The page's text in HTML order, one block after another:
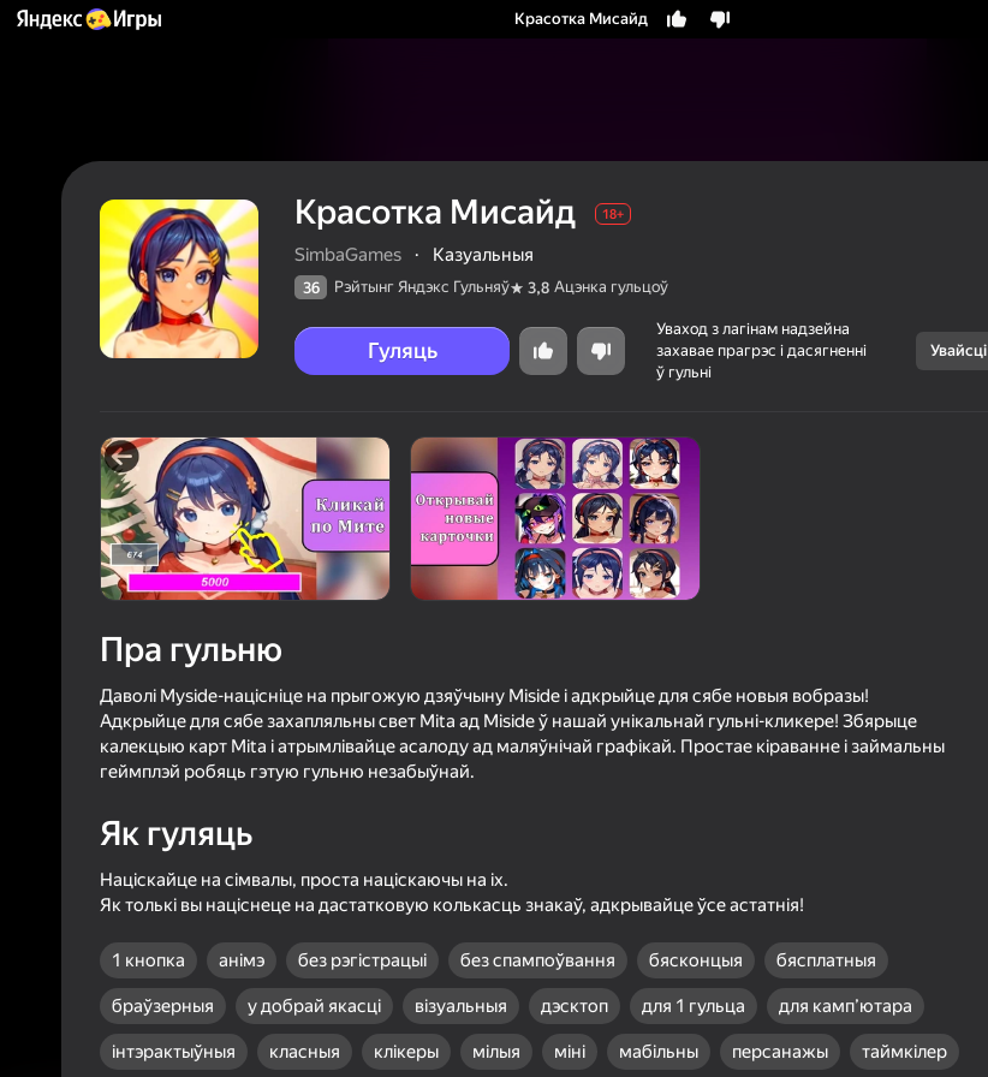
Красотка Мисайд
Скасаваць
Мисайд
SimbaGames
Казуальныя
36 Рэйтынг Яндэкс Гульняў
3,8 Ацэнка гульцоў
Гуляць
Красотка Мисайд 18+
SimbaGames · Казуальныя
36 Рэйтынг Яндэкс Гульняў 3,8 Ацэнка гульцоў
Гуляць
Уваход з лагінам надзейна
захавае прагрэс і дасягненні
ў гульні
Увайсці
Пра гульню
Даволі Myside-націсніце на прыгожую дзяўчыну Miside і адкрыйце для сябе новыя вобразы!
Адкрыйце для сябе захапляльны свет Mita ад Miside ў нашай унікальнай гульні-кликере! Збярыце
калекцыю карт Mita і атрымлівайце асалоду ад маляўнічай графікай. Простае кіраванне і займальны
геймплэй робяць гэтую гульню незабыўнай.
Як гуляць
Націскайце на сімвалы, проста націскаючы на іх.
Як толькі вы націснеце на дастатковую колькасць знакаў, адкрывайце ўсе астатнія!
1 кнопка анімэ без рэгістрацыі без спампоўвання бясконцыя бясплатныя
браўзерныя у добрай якасці візуальныя дэсктоп для 1 гульца для камп’ютара
інтэрактыўныя класныя клікеры мілыя міні мабільны персанажы таймкілер